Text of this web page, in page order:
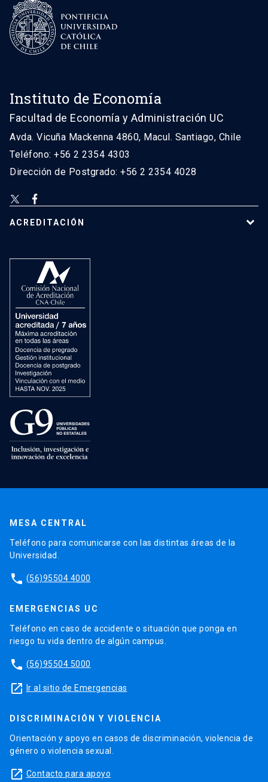
Instituto de Economía
Facultad de Economía y Administración UC
Avda. Vicuña Mackenna 4860, Macul. Santiago, Chile
Teléfono: +56 2 2354 4303
Dirección de Postgrado: +56 2 2354 4028
ACREDITACIÓN
MESA CENTRAL
Teléfono para comunicarse con las distintas áreas de la
Universidad.
phone (56)95504 4000
EMERGENCIAS UC
Teléfono en caso de accidente o situación que ponga en
riesgo tu vida dentro de algún campus.
phone (56)95504 5000
launch Ir al sitio de Emergencias
DISCRIMINACIÓN Y VIOLENCIA
Orientación y apoyo en casos de discriminación, violencia de
género o violencia sexual.
launch Contacto para apoyo